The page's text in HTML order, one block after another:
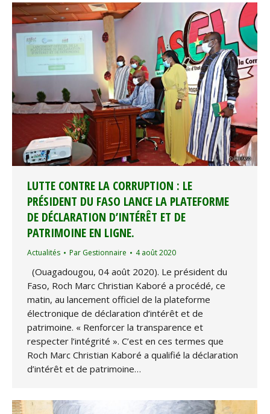
LUTTE CONTRE LA CORRUPTION : LE
PRÉSIDENT DU FASO LANCE LA PLATEFORME
DE DÉCLARATION D’INTÉRÊT ET DE
PATRIMOINE EN LIGNE.
Actualités Par Gestionnaire 4 août 2020
(Ouagadougou, 04 août 2020). Le président du
Faso, Roch Marc Christian Kaboré a procédé, ce
matin, au lancement officiel de la plateforme
électronique de déclaration d’intérêt et de
patrimoine. « Renforcer la transparence et
respecter l’intégrité ». C’est en ces termes que
Roch Marc Christian Kaboré a qualifié la déclaration
d’intérêt et de patrimoine…